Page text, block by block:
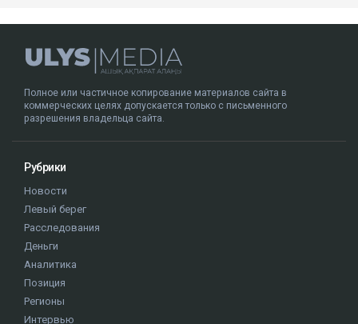
уголовное дело
Гульмира Сатыбалды
Полное или частичное копирование материалов сайта в
коммерческих целях допускается только с письменного